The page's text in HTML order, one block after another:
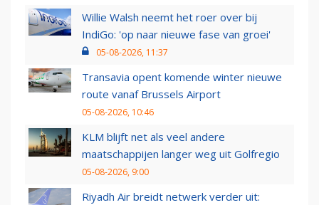
Willie Walsh neemt het roer over bij
IndiGo: 'op naar nieuwe fase van groei'
05-08-2026, 11:37
Transavia opent komende winter nieuwe
route vanaf Brussels Airport
05-08-2026, 10:46
KLM blijft net als veel andere
maatschappijen langer weg uit Golfregio
05-08-2026, 9:00
Riyadh Air breidt netwerk verder uit: